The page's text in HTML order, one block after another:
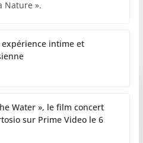
Nature ».
intime et
Water », le film concert
sur Prime Video le 6